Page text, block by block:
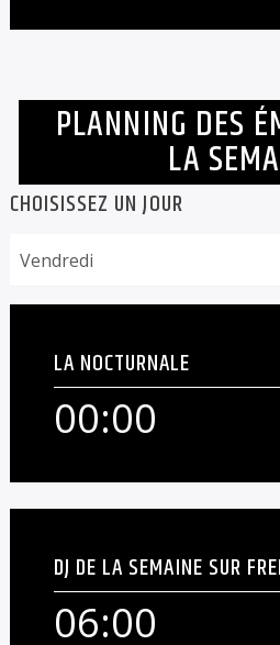
PLANNING DES
LA
CHOISISSEZ UN JOUR
LA NOCTURNALE
00:00
00:00
Playlist de la nuit [...]
En savoir plus
DJ DE LA SEMAINE SUR
06:00